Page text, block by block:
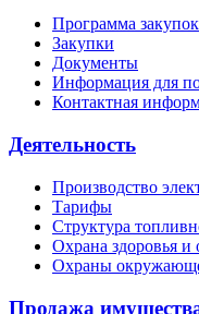
Программа закупок
Закупки
Документы
Информация для
Контактная
Деятельность
Производство
Тарифы
Структура
Охрана здоровья и
Охраны
Продажа